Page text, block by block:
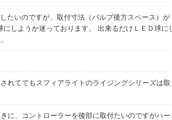
たいのですが、取付寸法（バルブ後方スペース）が
しようか迷っております。 出来るだけＬＥＤ球に
れててもスフィアライトのライジングシリーズは取
に、コントローラーを後部に取付たいのですがハ